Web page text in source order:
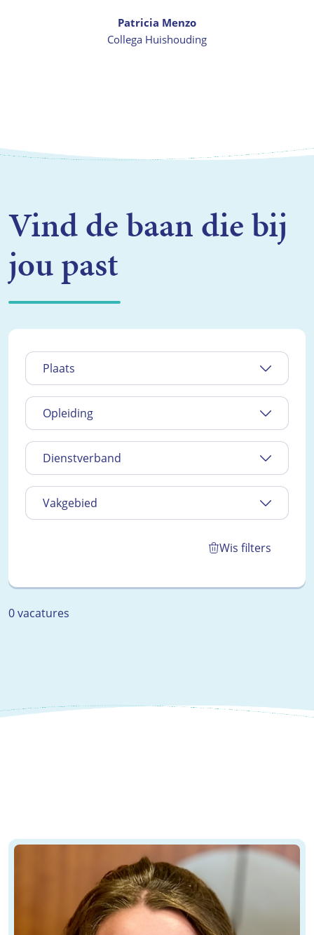
Patricia Menzo
Collega Huishouding
Vind de baan die bij
jou past
Plaats
Opleiding
Dienstverband
Vakgebied
Wis filters
0 vacatures